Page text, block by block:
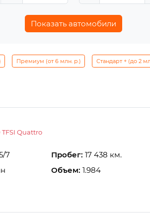
Показать автомобили
Премиум (от 6 млн. р.) Стандарт + (до 2
Quattro
7 Пробег: 17 438 км.
Объем: 1.984